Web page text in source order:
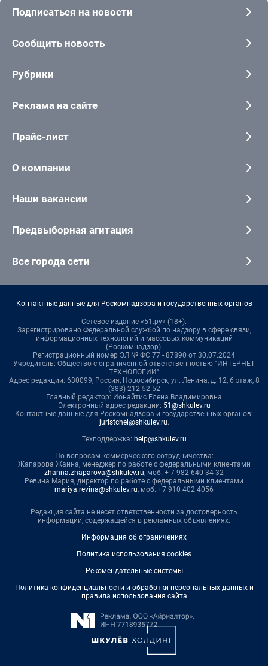
Подписаться на новости
Сообщить новость
Рубрики
Реклама на сайте
Прайс-лист
О компании
Наши вакансии
Предвыборная агитация
Все города сети
Контактные данные для Роскомнадзора и государственных органов
Сетевое издание «51.ру» (18+).
Зарегистрировано Федеральной службой по надзору в сфере связи,
информационных технологий и массовых коммуникаций
(Роскомнадзор).
Регистрационный номер ЭЛ № ФС 77 - 87890 от 30.07.2024
Учредитель: Общество с ограниченной ответственностью "ИНТЕРНЕТ
ТЕХНОЛОГИИ"
Адрес редакции: 630099, Россия, Новосибирск, ул. Ленина, д. 12, 6 этаж, 8
(383) 212-52-52
Главный редактор: Ионайтис Елена Владимировна
Электронный адрес редакции: 51@shkulev.ru
Контактные данные для Роскомнадзора и государственных органов:
juristchel@shkulev.ru.
Техподдержка: help@shkulev.ru
По вопросам коммерческого сотрудничества:
Жапарова Жанна, менеджер по работе с федеральными клиентами
zhanna.zhaparova@shkulev.ru, моб. + 7 982 640 34 32
Ревина Мария, директор по работе с федеральными клиентами
mariya.revina@shkulev.ru, моб. +7 910 402 4056
Редакция сайта не несет ответственности за достоверность
информации, содержащейся в рекламных объявлениях.
Информация об ограничениях
Политика использования cookies
Рекомендательные системы
Политика конфиденциальности и обработки персональных данных и
правила использования сайта